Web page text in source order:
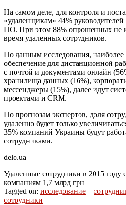
На самом деле, для контроля и
«удаленщикам» 44%
ПО. При этом 88% опрошенных не
время удаленных сотрудников.
По данным исследования,
обеспечение для дистанционной
с почтой и документами онлайн
хранилища данных (16%),
мессенджеры (15%), далее идут
проектами и CRM.
По прогнозам экспертов, доля
удаленно будет только
35% компаний Украины будут
сотрудниками.
delo.ua
Удаленные сотрудники в 2015 году
компаниям 1,7 млрд грн
Tagged on: исследование
сотрудники